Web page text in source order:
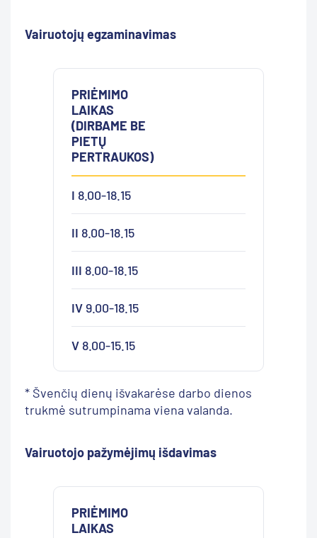
Vairuotojų egzaminavimas
PRIĖMIMO
LAIKAS
(DIRBAME BE
PIETŲ
PERTRAUKOS)
I 8.00-18.15
II 8.00-18.15
III 8.00-18.15
IV9.00-18.15
V 8.00-15.15
* Švenčių dienų išvakarėse darbo dienos
trukmė sutrumpinama viena valanda.
Vairuotojo pažymėjimų išdavimas
PRIĖMIMO
LAIKAS